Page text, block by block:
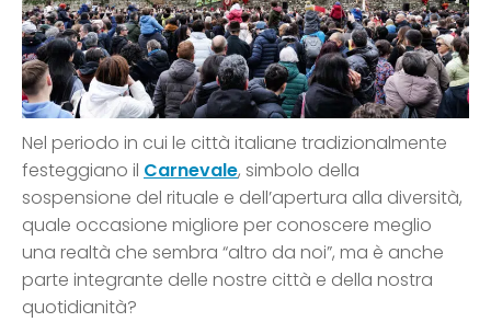
Nel periodo in cui le città italiane tradizionalmente
festeggiano il Carnevale, simbolo della
sospensione del rituale e dell’apertura alla diversità,
quale occasione migliore per conoscere meglio
una realtà che sembra “altro da noi”, ma è anche
parte integrante delle nostre città e della nostra
quotidianità?